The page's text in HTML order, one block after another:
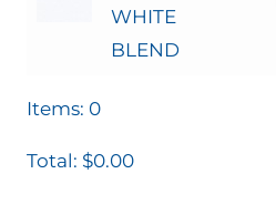
WHITE
BLEND
Items: 0
Total: $0.00